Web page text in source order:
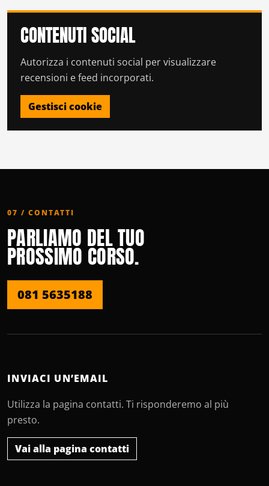
CONTENUTI SOCIAL
Autorizza i contenuti social per visualizzare
recensioni e feed incorporati.
Gestisci cookie
07 / CONTATTI
PARLIAMO DEL TUO
PROSSIMO CORSO.
081 5635188
INVIACI UN’EMAIL
Utilizza la pagina contatti. Ti risponderemo al più
presto.
Vai alla pagina contatti